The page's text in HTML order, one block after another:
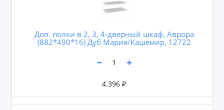
Доп. полки в 2, 3, 4-дверный шкаф, Аврора
(882*490*16) Дуб Мария/Кашемир, 12722
4.396 ₽